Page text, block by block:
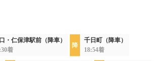
・仁保津駅前（降車）
着
千日町（降車）
18:54着